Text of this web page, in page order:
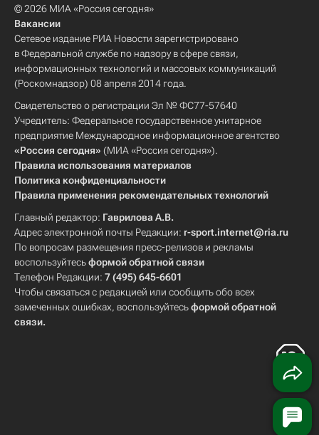
© 2026 МИА «Россия сегодня»
Вакансии
Сетевое издание РИА Новости зарегистрировано
в Федеральной службе по надзору в сфере связи,
информационных технологий и массовых коммуникаций
(Роскомнадзор) 08 апреля 2014 года.
Свидетельство о регистрации Эл № ФС77-57640
Учредитель: Федеральное государственное унитарное
предприятие Международное информационное агентство
«Россия сегодня» (МИА «Россия сегодня»).
Правила использования материалов
Политика конфиденциальности
Правила применения рекомендательных технологий
Главный редактор: Гаврилова А.В.
Адрес электронной почты Редакции: r-sport.internet@ria.ru
По вопросам размещения пресс-релизов и рекламы
воспользуйтесьформой обратной связи
Телефон Редакции: 7 (495) 645-6601
Чтобы связаться с редакцией или сообщить обо всех
замеченных ошибках, воспользуйтесьформой обратной
связи.